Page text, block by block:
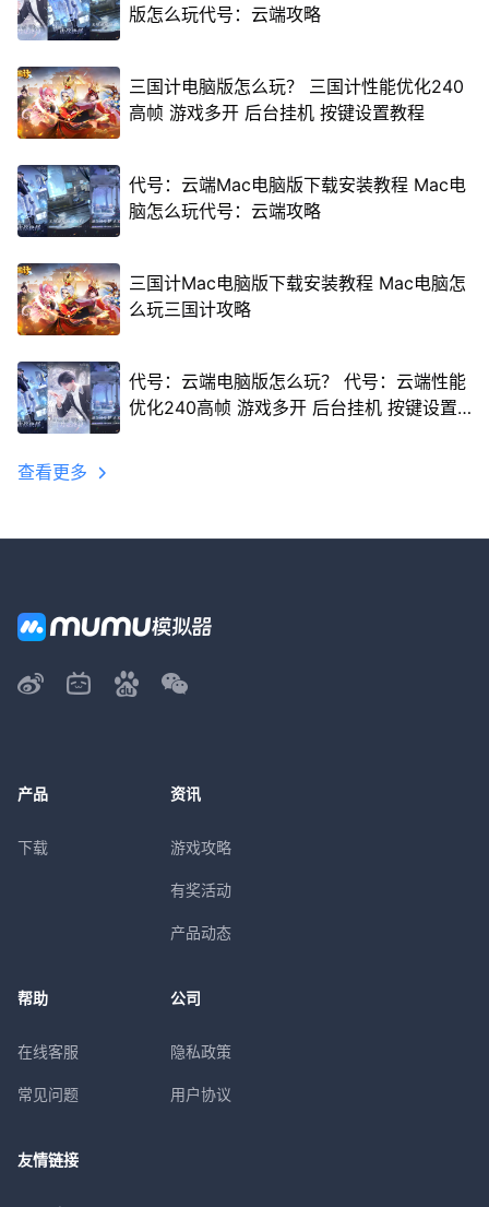
版怎么玩代号：云端攻略
三国计电脑版怎么玩？ 三国计性能优化240
高帧 游戏多开 后台挂机 按键设置教程
代号：云端Mac电脑版下载安装教程 Mac电
脑怎么玩代号：云端攻略
三国计Mac电脑版下载安装教程 Mac电脑怎
么玩三国计攻略
代号：云端电脑版怎么玩？ 代号：云端性能
优化240高帧 游戏多开 后台挂机 按键设置
查看更多
产品
下载
资讯
游戏攻略
有奖活动
产品动态
帮助
在线客服
常见问题
公司
隐私政策
用户协议
友情链接